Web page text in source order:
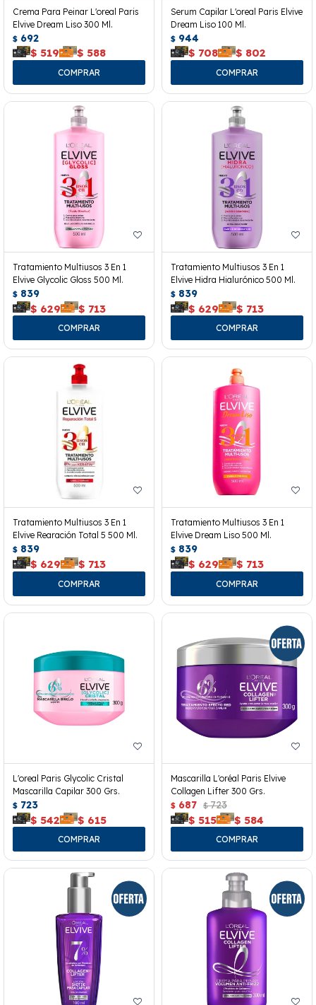
Crema Para Peinar L'oreal Paris
Elvive Dream Liso 300 Ml.
$ 692
$ 519 $ 588
Serum Capilar L'oreal Paris Elvive
Dream Liso 100 Ml.
$ 944
$ 708 $ 802
Tratamiento Multiusos 3 En 1
Elvive Glycolic Gloss 500 Ml.
$ 839
$ 629 $ 713
Tratamiento Multiusos 3 En 1
Elvive Hidra Hialurónico 500 Ml.
$ 839
$ 629 $ 713
Tratamiento Multiusos 3 En 1
Elvive Rearación Total 5 500 Ml.
$ 839
$ 629 $ 713
Tratamiento Multiusos 3 En 1
Elvive Dream Liso 500 Ml.
$ 839
$ 629 $ 713
L'oreal Paris Glycolic Cristal
Mascarilla Capilar 300 Grs.
$ 723
$ 542 $ 615
Mascarilla L'oréal Paris Elvive
Collagen Lifter 300 Grs.
$ 687 $ 723
$ 515 $ 584